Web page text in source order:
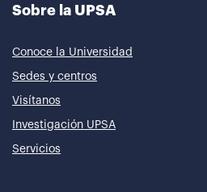
Sobre la UPSA
Conoce la Universidad
Sedes y centros
Visítanos
Investigación UPSA
Servicios